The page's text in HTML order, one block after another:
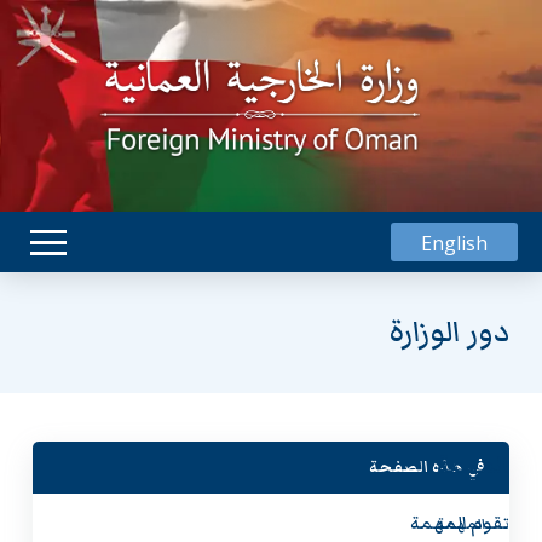
English
دور الوزارة
المهمة
تقوم المهمة
في هذه الصفحة
المهمة